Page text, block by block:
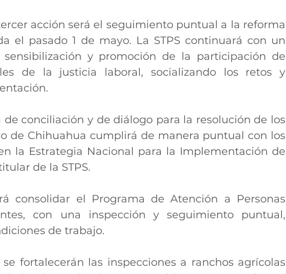
acción será el seguimiento puntual a la reforma
el pasado 1 de mayo. La STPS continuará con un
y promoción de la participación de
de la justicia laboral, socializando los retos y
conciliación y de diálogo para la resolución de los
de Chihuahua cumplirá de manera puntual con los
la Estrategia Nacional para la Implementación de
de la STPS.
consolidar el Programa de Atención a Personas
con una inspección y seguimiento puntual,
de trabajo.
fortalecerán las inspecciones a ranchos agrícolas